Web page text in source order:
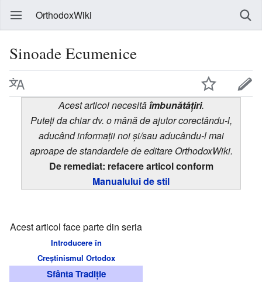
OrthodoxWiki
Sinoade Ecumenice
Acest articol necesităîmbunătățiri.
Puteți da chiar dv. o mână de ajutor corectându-l,
aducând informații noi și/sau aducându-l mai
aproape de standardele de editare OrthodoxWiki.
De remediat: refacere articol conform
Manualului de stil
Acest articol face parte din seria
Introducere în
Creștinismul Ortodox
Sfânta Tradiție